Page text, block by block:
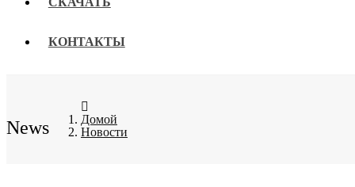
КОНТАКТЫ
News
Домой
Новости